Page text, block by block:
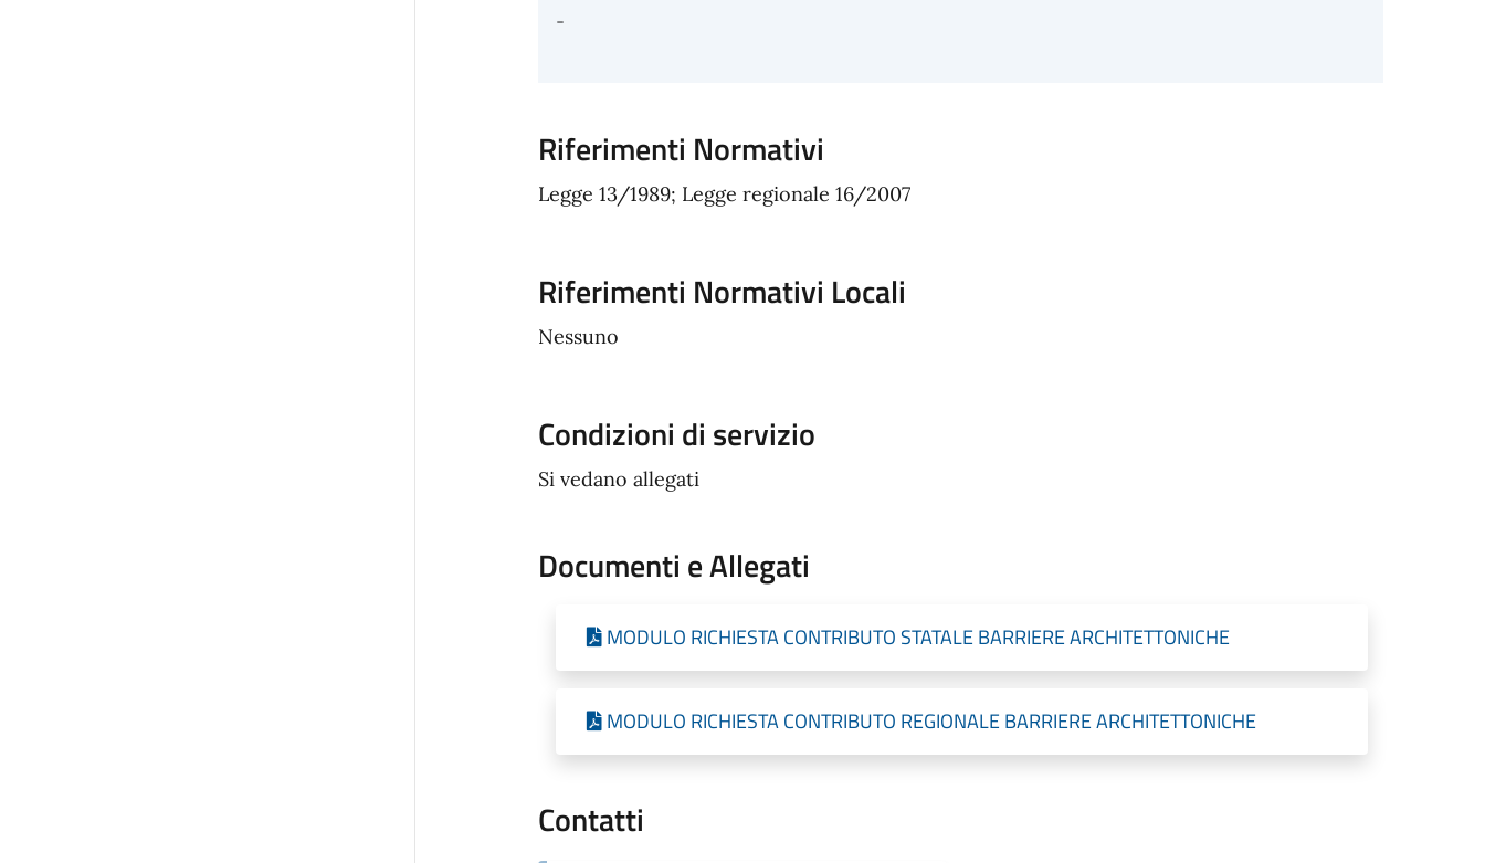
-
Riferimenti Normativi
Legge 13/1989; Legge regionale 16/2007
Riferimenti Normativi Locali
Nessuno
Condizioni di servizio
Si vedano allegati
Documenti e Allegati
MODULO RICHIESTA CONTRIBUTO STATALE BARRIERE ARCHITETTONICHE
MODULO RICHIESTA CONTRIBUTO REGIONALE BARRIERE ARCHITETTONICHE
Contatti